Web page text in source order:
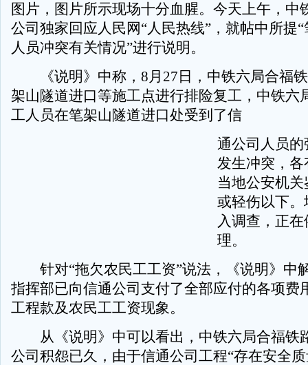
图片，图片所示现场十分血腥。今天上午，中
公司独家回应人民网“人民热线”，就帖中所提
人员冲突有关情况”进行说明。
《说明》中称，8月27日，中铁六局合福
架山隧道进口等施工点进行排险复工，中铁六
工人员在笔架山隧道进口处受到了信
通公司人员
发生冲突，
当地公安机
或轻伤以下
入调查，正
理。
针对“拖欠农民工工资”说法，《说明》中
指挥部已向信通公司支付了全部应付的各项费
工程款及农民工工资现象。
从《说明》中可以看出，中铁六局合福铁
公司积怨已久，由于信通公司工程“存在安全